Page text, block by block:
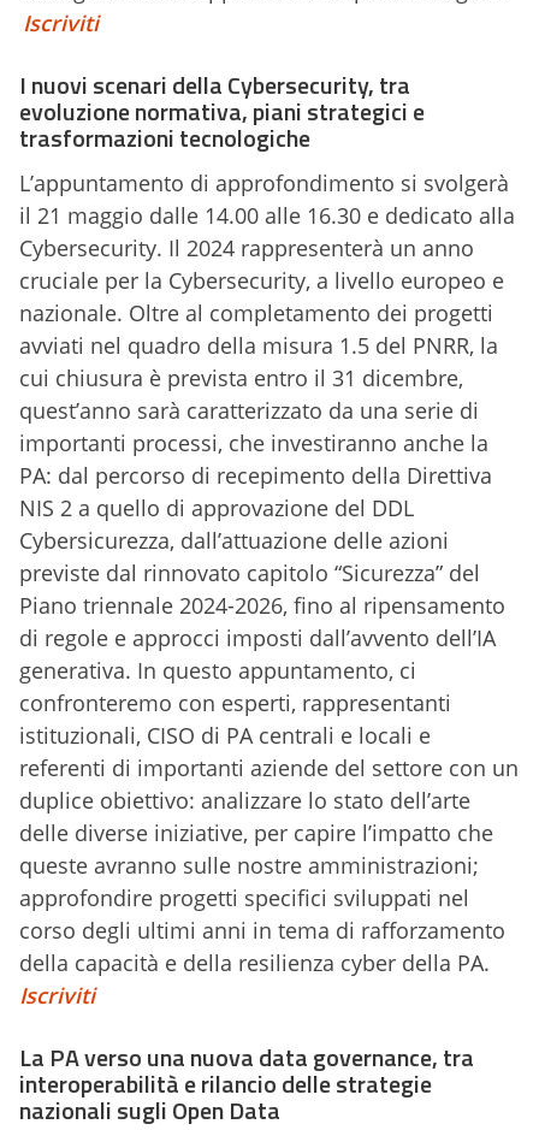
Iscriviti
I nuovi scenari della Cybersecurity, tra
evoluzione normativa, piani strategici e
trasformazioni tecnologiche
L’appuntamento di approfondimento si svolgerà
il 21 maggio dalle 14.00 alle 16.30 e dedicato alla
Cybersecurity. Il 2024 rappresenterà un anno
cruciale per la Cybersecurity, a livello europeo e
nazionale. Oltre al completamento dei progetti
avviati nel quadro della misura 1.5 del PNRR, la
cui chiusura è prevista entro il 31 dicembre,
quest’anno sarà caratterizzato da una serie di
importanti processi, che investiranno anche la
PA: dal percorso di recepimento della Direttiva
NIS 2 a quello di approvazione del DDL
Cybersicurezza, dall’attuazione delle azioni
previste dal rinnovato capitolo “Sicurezza” del
Piano triennale 2024-2026, fino al ripensamento
di regole e approcci imposti dall’avvento dell’IA
generativa. In questo appuntamento, ci
confronteremo con esperti, rappresentanti
istituzionali, CISO di PA centrali e locali e
referenti di importanti aziende del settore con un
duplice obiettivo: analizzare lo stato dell’arte
delle diverse iniziative, per capire l’impatto che
queste avranno sulle nostre amministrazioni;
approfondire progetti specifici sviluppati nel
corso degli ultimi anni in tema di rafforzamento
della capacità e della resilienza cyber della PA.
Iscriviti
La PA verso una nuova data governance, tra
interoperabilità e rilancio delle strategie
nazionali sugli Open Data